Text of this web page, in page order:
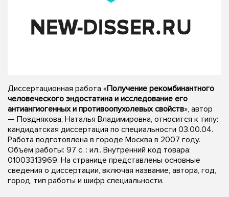
Диссертационная работа «Получение рекомбинантного
человеческого эндостатина и исследование его
антиангиогенных и противоопухолевых свойств», автор
— Позднякова, Наталья Владимировна, относится к типу:
кандидатская диссертация по специальности 03.00.04.
Работа подготовлена в городе Москва в 2007 году.
Объем работы: 97 с. : ил.. Внутренний код товара:
01003313969. На странице представлены основные
сведения о диссертации, включая название, автора, год,
город, тип работы и шифр специальности.